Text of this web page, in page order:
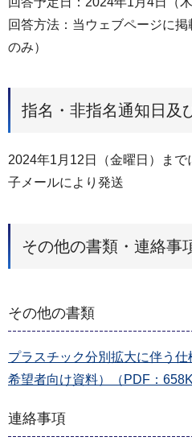
回答方法：当ウェブページに
のみ）
指名・非指名通知日及
2024年1月12日（金曜日）ま
子メールにより発送
その他の書類・連絡事
その他の書類
プラスチック分別拡大に伴う
希望者向け資料）（PDF：
連絡事項